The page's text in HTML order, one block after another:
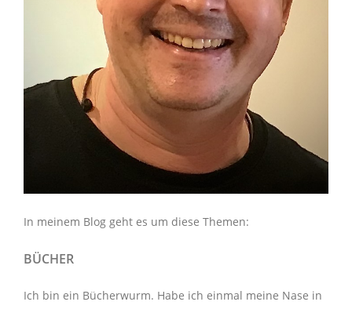
In meinem Blog geht es um diese Themen:
BÜCHER
Ich bin ein Bücherwurm. Habe ich einmal meine Nase in